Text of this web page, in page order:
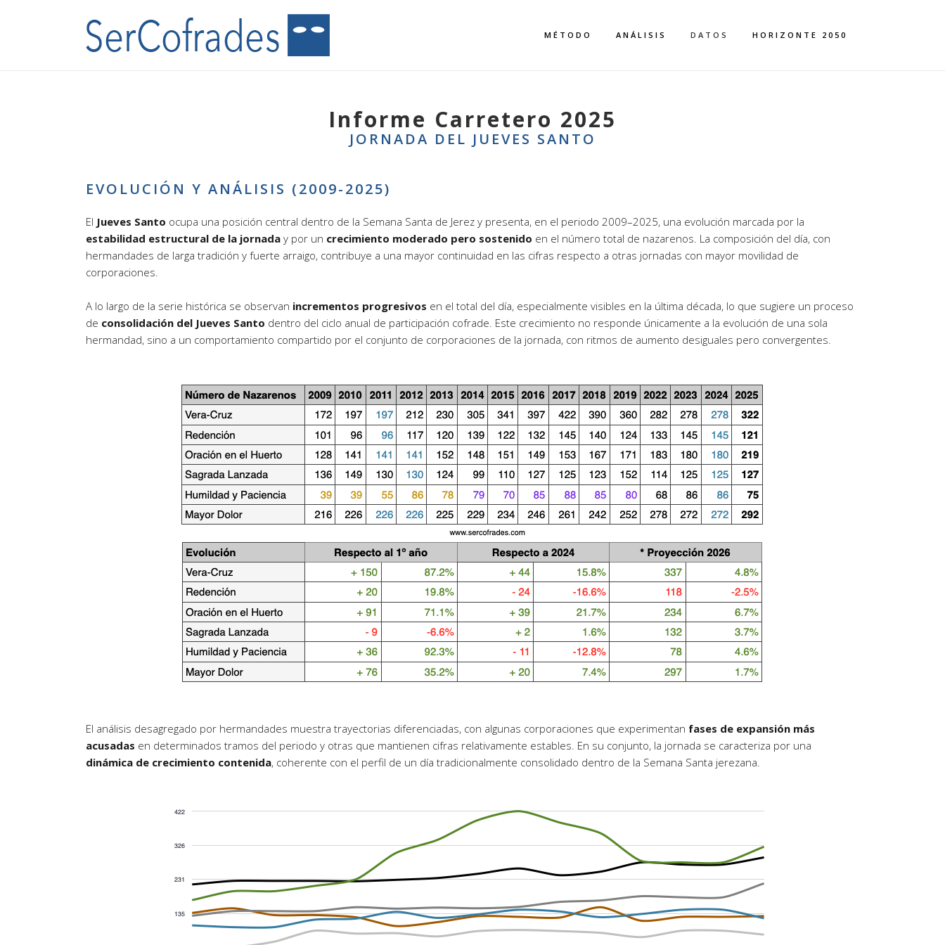
MÉTODO ANÁLISIS DATOS HORIZONTE 2050
Informe Carretero 2025
JORNADA DEL JUEVES SANTO
EVOLUCIÓN Y ANÁLISIS (2009-2025)
El Jueves Santo ocupa una posición central dentro de la Semana Santa de Jerez y presenta, en el periodo 2009–2025, una evolución marcada por la
estabilidad estructural de la jornada y por un crecimiento moderado pero sostenido en el número total de nazarenos. La composición del día, con
hermandades de larga tradición y fuerte arraigo, contribuye a una mayor continuidad en las cifras respecto a otras jornadas con mayor movilidad de
corporaciones.
A lo largo de la serie histórica se observan incrementos progresivos en el total del día, especialmente visibles en la última década, lo que sugiere un proceso
de consolidación del Jueves Santo dentro del ciclo anual de participación cofrade. Este crecimiento no responde únicamente a la evolución de una sola
hermandad, sino a un comportamiento compartido por el conjunto de corporaciones de la jornada, con ritmos de aumento desiguales pero convergentes.
El análisis desagregado por hermandades muestra trayectorias diferenciadas, con algunas corporaciones que experimentan fases de expansión más
acusadas en determinados tramos del periodo y otras que mantienen cifras relativamente estables. En su conjunto, la jornada se caracteriza por una
dinámica de crecimiento contenida, coherente con el perfil de un día tradicionalmente consolidado dentro de la Semana Santa jerezana.